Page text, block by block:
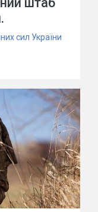
сил України